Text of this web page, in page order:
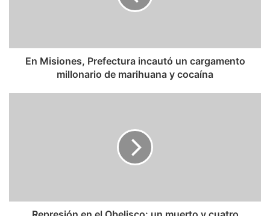
En Misiones, Prefectura incautó un cargamento
millonario de marihuana y cocaína